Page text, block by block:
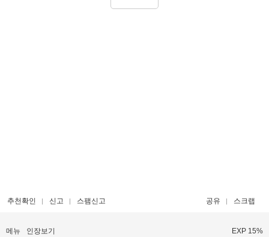
추천확인 신고 스팸신고 공유 스크랩
메뉴 인장보기 EXP 15%